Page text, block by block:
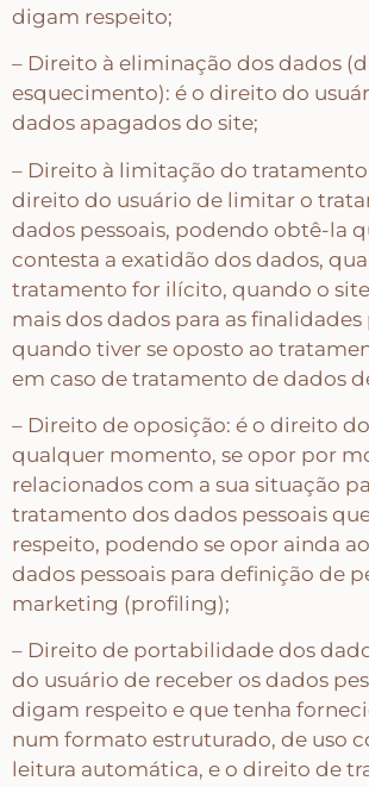
Placas de MDF
Mesa Posta Coração
Plaquinhas – Fundos – Molduras e
Religiosos – Zen – Gratidão
Amor – Love – Coração
Farmácia – medicamentos –
Bonecas Tildas
Apliques em Geral
Páscoa
digam respeito;
– Direito à eliminação dos dados
esquecimento): é o direito do
dados apagados do site;
– Direito à limitação do tratamento
direito do usuário de limitar o
dados pessoais, podendo obtê-la
contesta a exatidão dos dados,
tratamento for ilícito, quando o
mais dos dados para as
quando tiver se oposto ao
em caso de tratamento de dados
– Direito de oposição: é o direito
qualquer momento, se opor por
relacionados com a sua situação
tratamento dos dados pessoais
respeito, podendo se opor ainda
dados pessoais para definição de
marketing (profiling);
– Direito de portabilidade dos
do usuário de receber os dados
digam respeito e que tenha
num formato estruturado, de uso
leitura automática, e o direito de